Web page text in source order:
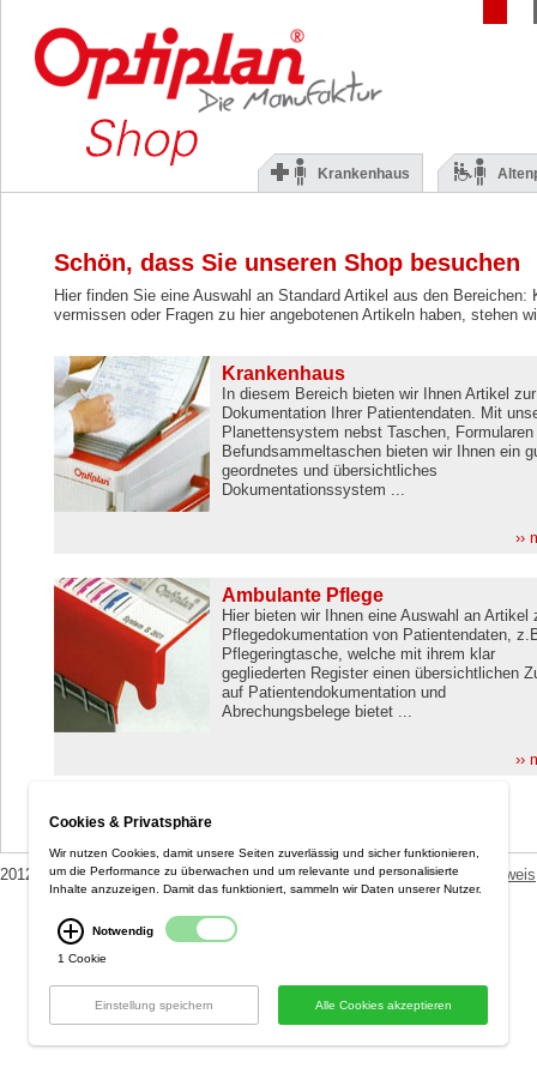
Krankenhaus
Schön, dass Sie unseren Shop besuchen
Hier finden Sie eine Auswahl an Standard Artikel aus den
vermissen oder Fragen zu hier angebotenen Artikeln haben, stehen
Krankenhaus
In diesem Bereich bieten wir Ihnen Artikel zur
Dokumentation Ihrer Patientendaten. Mit
Planettensystem nebst Taschen, Formularen
Befundsammeltaschen bieten wir Ihnen ein
geordnetes und übersichtliches
Dokumentationssystem ...
››
Ambulante Pflege
Hier bieten wir Ihnen eine Auswahl an Artikel
Pflegedokumentation von Patientendaten,
Pflegeringtasche, welche mit ihrem klar
gegliederten Register einen übersichtlichen
auf Patientendokumentation und
Abrechungsbelege bietet ...
››
2012 Optiplan GmbH :: AGB / Datenschutzerklärung::Versandkostenhinweis
Cookies & Privatsphäre
Wir nutzen Cookies, damit unsere Seiten zuverlässig und sicher funktionieren,
um die Performance zu überwachen und um relevante und personalisierte
Inhalte anzuzeigen. Damit das funktioniert, sammeln wir Daten unserer Nutzer.
Notwendig
1 Cookie
Einstellung speichern Alle Cookies akzeptieren